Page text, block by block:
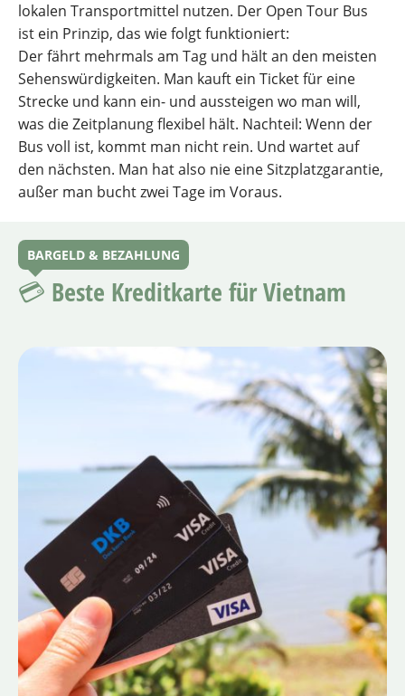
lokalen Transportmittel nutzen. Der Open Tour Bus
ist ein Prinzip, das wie folgt funktioniert:
Der fährt mehrmals am Tag und hält an den meisten
Sehenswürdigkeiten. Man kauft ein Ticket für eine
Strecke und kann ein- und aussteigen wo man will,
was die Zeitplanung flexibel hält. Nachteil: Wenn der
Bus voll ist, kommt man nicht rein. Und wartet auf
den nächsten. Man hat also nie eine Sitzplatzgarantie,
außer man bucht zwei Tage im Voraus.
BARGELD & BEZAHLUNG
💳 Beste Kreditkarte für Vietnam